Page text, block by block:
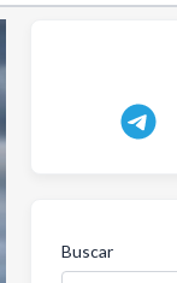
Buscar